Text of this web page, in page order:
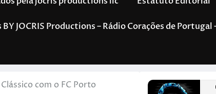
JOCRIS Productions – Rádio Corações de Portugal
com o FC Porto